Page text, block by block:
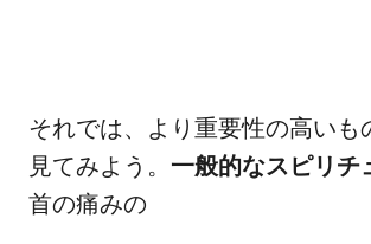
それでは、より重要性の高いも
見てみよう。 一般的なスピリチ
首の痛みの